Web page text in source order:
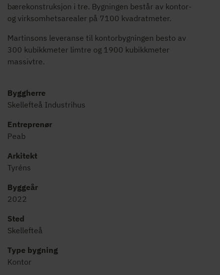
bærekonstruksjon i tre. Bygningen består av kontor-
og virksomhetsarealer på 7100 kvadratmeter.
Martinsons leveranse til kontorbygningen besto av
300 kubikkmeter limtre og 1900 kubikkmeter
massivtre.
Byggherre
Skellefteå Industrihus
Entreprenør
Peab
Arkitekt
Tyréns
Byggeår
2022
Sted
Skellefteå
Type bygning
Kontor